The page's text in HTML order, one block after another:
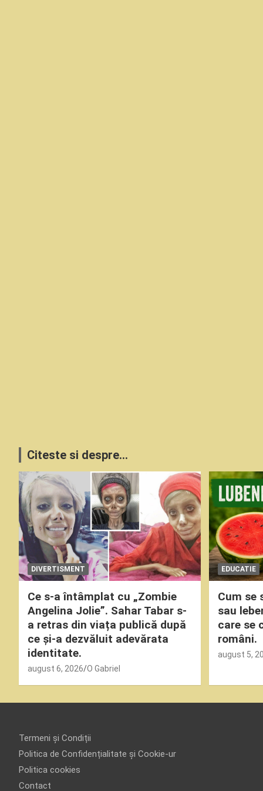
Citeste si despre...
DIVERTISMENT
Ce s-a întâmplat cu „Zombie
Angelina Jolie”. Sahar Tabar s-
a retras din viața publică după
ce și-a dezvăluit adevărata
identitate.
august 6, 2026 O Gabriel
EDUCATIE
Cum se
sau
care se
români.
august 5,
Termeni și Condiții
Politica de Confidențialitate și Cookie-ur
Politica cookies
Contact